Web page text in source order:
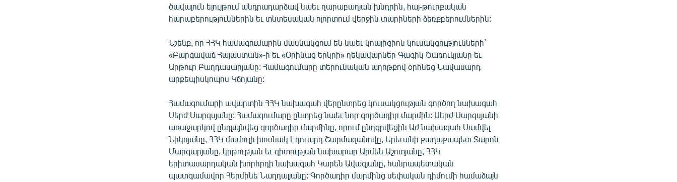
ծավալուն ելույթում անդրադարձավ նաեւ ղարաբաղյան խնդրին, հայ-թուրքական
հարաբերություններին եւ տնտեսական ոլորտում վերջին տարիների ձեռքբերումներին:
Նշենք, որ ՀՀԿ համագումարին մասնակցում են նաեւ կոալիցիոն կուսակցությունների`
«Բարգավաճ Հայաստան»-ի եւ «Օրինաց երկրի» ղեկավարներ Գագիկ Ծառուկյանը եւ
Արթուր Բաղդասարյանը: Համագումարը տերունական աղոթքով օրհնեց Նավասարդ
արքեպիսկոպոս Կճոյանը:
Համագումարի ավարտին ՀՀԿ նախագահ վերընտրեց կուսակցության գործող նախագահ
Սերժ Սարգսյանը: Համագումարը ընտրեց նաեւ նոր գործադիր մարմին: Սերժ Սարգսյանի
առաջարկով ընդլայնվեց գործադիր մարմինը, որում ընդգրվեցին Աժ նախագահ Սամվել
Նիկոյանը, ՀՀԿ մամուլի խոսնակ Էդուարդ Շարմազանովը, Երեւանի քաղաքապետ Տարոն
Մարգարյանը, կրթության եւ գիտության նախարար Արմեն Աշոտյանը, ՀՀԿ
երիտասարդական խորհրդի նախագահ Կարեն Ավագյանը, հանրապետական
պատգամավոր Հերմինե Նաղդալյանը: Գործադիր մարմինց սեփական դիմումի համաձայն